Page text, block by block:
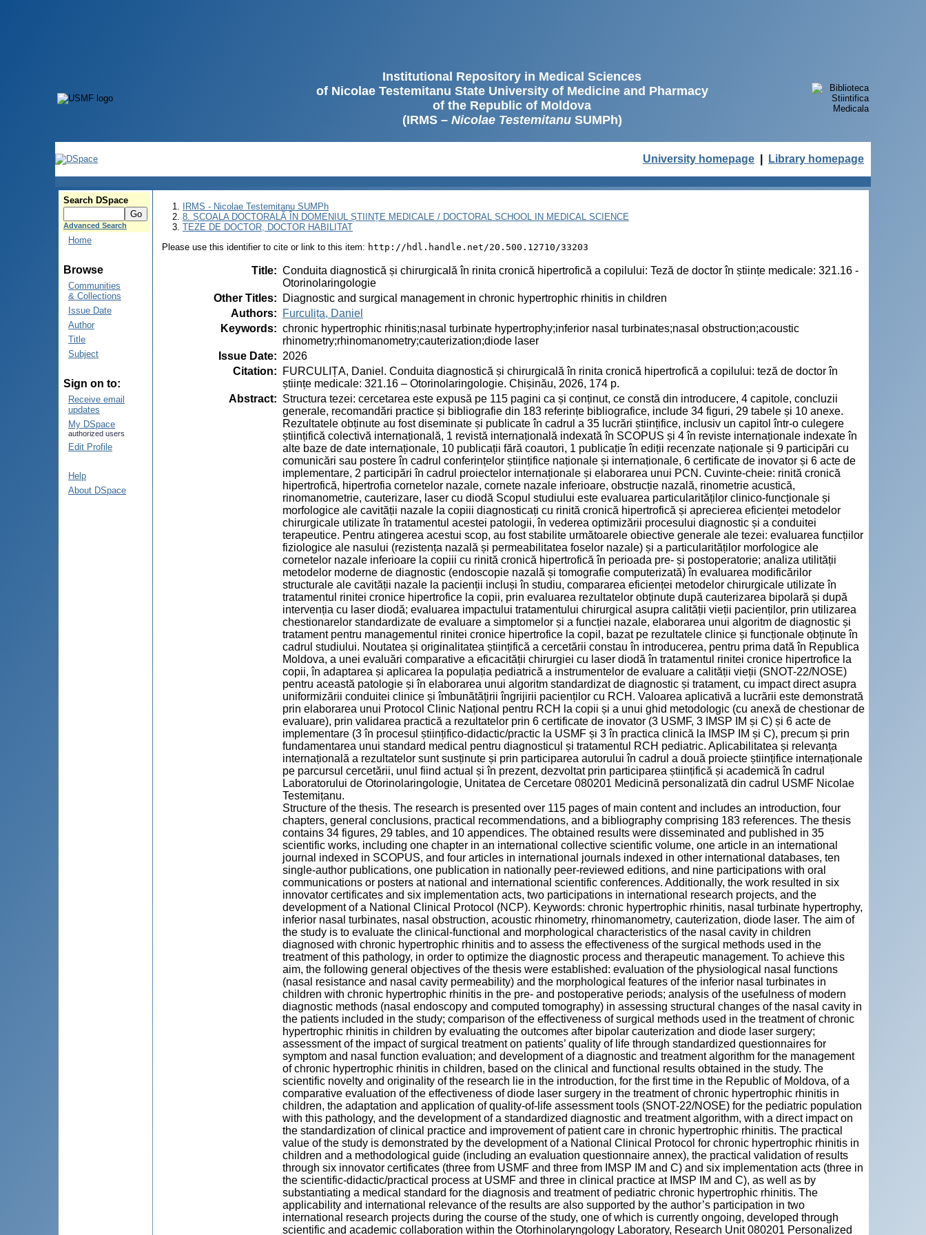
Institutional Repository in Medical Sciences
of Nicolae Testemitanu State University of Medicine and Pharmacy
of the Republic of Moldova
(IRMS – Nicolae TestemitanuSUMPh)
University homepage Library homepage
Search DSpace
Advanced Search
Home
Browse
Communities
& Collections
Issue Date
Author
Title
Subject
Sign on to:
Receive email
updates
My DSpace
authorized users
Edit Profile
Help
About DSpace
IRMS - Nicolae Testemitanu SUMPh
8. ȘCOALA DOCTORALĂ ÎN DOMENIUL ȘTIINȚE MEDICALE / DOCTORAL SCHOOL IN MEDICAL SCIENCE
TEZE DE DOCTOR, DOCTOR HABILITAT
Please use this identifier to cite or link to this item: http://hdl.handle.net/20.500.12710/33203
Title: Conduita diagnostică și chirurgicală în rinita cronică hipertrofică a copilului: Teză de doctor în științe medicale: 321.16 -
Otorinolaringologie
Other Titles:
Diagnostic and surgical management in chronic hypertrophic rhinitis in children
Authors:
Furculița, Daniel
Keywords: chronic hypertrophic rhinitis;nasal turbinate hypertrophy;inferior nasal turbinates;nasal obstruction;acoustic
rhinometry;rhinomanometry;cauterization;diode laser
Issue Date: 2026
Citation:
FURCULIȚA, Daniel. Conduita diagnostică și chirurgicală în rinita cronică hipertrofică a copilului: teză de doctor în
științe medicale: 321.16 – Otorinolaringologie. Chișinău, 2026, 174 p.
Abstract: Structura tezei: cercetarea este expusă pe 115 pagini ca și conținut, ce constă din introducere, 4 capitole, concluzii
generale, recomandări practice și bibliografie din 183 referințe bibliografice, include 34 figuri, 29 tabele și 10 anexe.
Rezultatele obținute au fost diseminate și publicate în cadrul a 35 lucrări științifice, inclusiv un capitol într-o culegere
științifică colectivă internațională, 1 revistă internațională indexată în SCOPUS și 4 în reviste internaționale indexate în
alte baze de date internaționale, 10 publicații fără coautori, 1 publicație în ediții recenzate naționale și 9 participări cu
comunicări sau postere în cadrul conferințelor științifice naționale și internaționale, 6 certificate de inovator și 6 acte de
implementare, 2 participări în cadrul proiectelor internaționale și elaborarea unui PCN. Cuvinte-cheie: rinită cronică
hipertrofică, hipertrofia cornetelor nazale, cornete nazale inferioare, obstrucție nazală, rinometrie acustică,
rinomanometrie, cauterizare, laser cu diodă Scopul studiului este evaluarea particularităților clinico-funcționale și
morfologice ale cavității nazale la copiii diagnosticați cu rinită cronică hipertrofică și aprecierea eficienței metodelor
chirurgicale utilizate în tratamentul acestei patologii, în vederea optimizării procesului diagnostic și a conduitei
terapeutice. Pentru atingerea acestui scop, au fost stabilite următoarele obiective generale ale tezei: evaluarea funcțiilor
fiziologice ale nasului (rezistența nazală și permeabilitatea foselor nazale) și a particularităților morfologice ale
cornetelor nazale inferioare la copiii cu rinită cronică hipertrofică în perioada pre- și postoperatorie; analiza utilității
metodelor moderne de diagnostic (endoscopie nazală și tomografie computerizată) în evaluarea modificărilor
structurale ale cavității nazale la pacienții incluși în studiu, compararea eficienței metodelor chirurgicale utilizate în
tratamentul rinitei cronice hipertrofice la copii, prin evaluarea rezultatelor obținute după cauterizarea bipolară și după
intervenția cu laser diodă; evaluarea impactului tratamentului chirurgical asupra calității vieții pacienților, prin utilizarea
chestionarelor standardizate de evaluare a simptomelor și a funcției nazale, elaborarea unui algoritm de diagnostic și
tratament pentru managementul rinitei cronice hipertrofice la copil, bazat pe rezultatele clinice și funcționale obținute în
cadrul studiului. Noutatea și originalitatea științifică a cercetării constau în introducerea, pentru prima dată în Republica
Moldova, a unei evaluări comparative a eficacității chirurgiei cu laser diodă în tratamentul rinitei cronice hipertrofice la
copii, în adaptarea și aplicarea la populația pediatrică a instrumentelor de evaluare a calității vieții (SNOT-22/NOSE)
pentru această patologie și în elaborarea unui algoritm standardizat de diagnostic și tratament, cu impact direct asupra
uniformizării conduitei clinice și îmbunătățirii îngrijirii pacienților cu RCH. Valoarea aplicativă a lucrării este demonstrată
prin elaborarea unui Protocol Clinic Național pentru RCH la copii și a unui ghid metodologic (cu anexă de chestionar de
evaluare), prin validarea practică a rezultatelor prin 6 certificate de inovator (3 USMF, 3 IMSP IM și C) și 6 acte de
implementare (3 în procesul științifico-didactic/practic la USMF și 3 în practica clinică la IMSP IM și C), precum și prin
fundamentarea unui standard medical pentru diagnosticul și tratamentul RCH pediatric. Aplicabilitatea și relevanța
internațională a rezultatelor sunt susținute și prin participarea autorului în cadrul a două proiecte științifice internaționale
pe parcursul cercetării, unul fiind actual și în prezent, dezvoltat prin participarea științifică și academică în cadrul
Laboratorului de Otorinolaringologie, Unitatea de Cercetare 080201 Medicină personalizată din cadrul USMF Nicolae
Testemițanu.
Structure of the thesis. The research is presented over 115 pages of main content and includes an introduction, four
chapters, general conclusions, practical recommendations, and a bibliography comprising 183 references. The thesis
contains 34 figures, 29 tables, and 10 appendices. The obtained results were disseminated and published in 35
scientific works, including one chapter in an international collective scientific volume, one article in an international
journal indexed in SCOPUS, and four articles in international journals indexed in other international databases, ten
single-author publications, one publication in nationally peer-reviewed editions, and nine participations with oral
communications or posters at national and international scientific conferences. Additionally, the work resulted in six
innovator certificates and six implementation acts, two participations in international research projects, and the
development of a National Clinical Protocol (NCP). Keywords: chronic hypertrophic rhinitis, nasal turbinate hypertrophy,
inferior nasal turbinates, nasal obstruction, acoustic rhinometry, rhinomanometry, cauterization, diode laser. The aim of
the study is to evaluate the clinical-functional and morphological characteristics of the nasal cavity in children
diagnosed with chronic hypertrophic rhinitis and to assess the effectiveness of the surgical methods used in the
treatment of this pathology, in order to optimize the diagnostic process and therapeutic management. To achieve this
aim, the following general objectives of the thesis were established: evaluation of the physiological nasal functions
(nasal resistance and nasal cavity permeability) and the morphological features of the inferior nasal turbinates in
children with chronic hypertrophic rhinitis in the pre- and postoperative periods; analysis of the usefulness of modern
diagnostic methods (nasal endoscopy and computed tomography) in assessing structural changes of the nasal cavity in
the patients included in the study; comparison of the effectiveness of surgical methods used in the treatment of chronic
hypertrophic rhinitis in children by evaluating the outcomes after bipolar cauterization and diode laser surgery;
assessment of the impact of surgical treatment on patients’ quality of life through standardized questionnaires for
symptom and nasal function evaluation; and development of a diagnostic and treatment algorithm for the management
of chronic hypertrophic rhinitis in children, based on the clinical and functional results obtained in the study. The
scientific novelty and originality of the research lie in the introduction, for the first time in the Republic of Moldova, of a
comparative evaluation of the effectiveness of diode laser surgery in the treatment of chronic hypertrophic rhinitis in
children, the adaptation and application of quality-of-life assessment tools (SNOT-22/NOSE) for the pediatric population
with this pathology, and the development of a standardized diagnostic and treatment algorithm, with a direct impact on
the standardization of clinical practice and improvement of patient care in chronic hypertrophic rhinitis. The practical
value of the study is demonstrated by the development of a National Clinical Protocol for chronic hypertrophic rhinitis in
children and a methodological guide (including an evaluation questionnaire annex), the practical validation of results
through six innovator certificates (three from USMF and three from IMSP IM and C) and six implementation acts (three in
the scientific-didactic/practical process at USMF and three in clinical practice at IMSP IM and C), as well as by
substantiating a medical standard for the diagnosis and treatment of pediatric chronic hypertrophic rhinitis. The
applicability and international relevance of the results are also supported by the author’s participation in two
international research projects during the course of the study, one of which is currently ongoing, developed through
scientific and academic collaboration within the Otorhinolaryngology Laboratory, Research Unit 080201 Personalized